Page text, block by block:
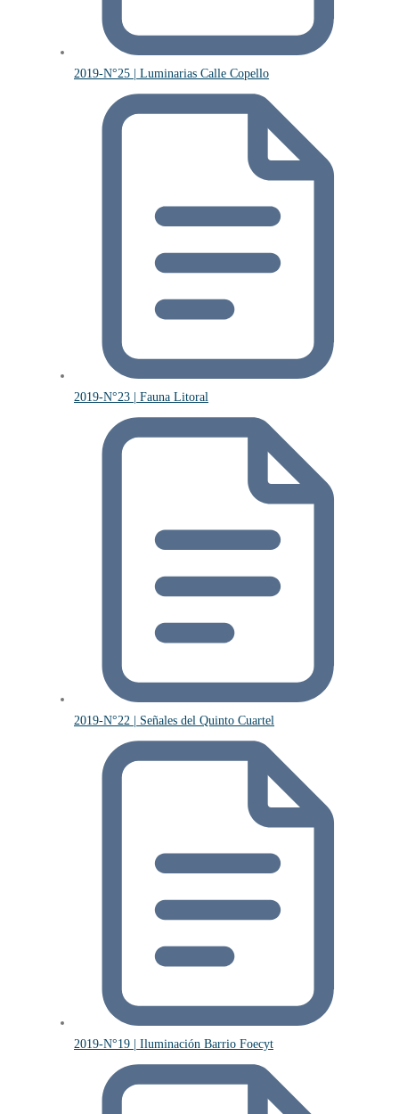
2019-N°25 | Luminarias Calle Copello
2019-N°23 | Fauna Litoral
2019-N°22 | Señales del Quinto Cuartel
2019-N°19 | Iluminación Barrio Foecyt